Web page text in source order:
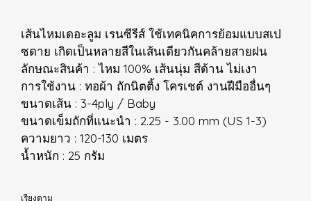
เส้นไหมเดอะลูม เรนซีรีส์ ใช้เทคนิคการย้อมแบบสเป
ซดาย เกิดเป็นหลายสีในเส้นเดียวกันคล้ายสายฝน
ลักษณะสินค้า : ไหม 100% เส้นนุ่ม สีด้าน ไม่เงา
การใช้งาน : ทอผ้า ถักนิตติ้ง โครเชต์ งานฝีมืออื่นๆ
ขนาดเส้น : 3-4ply / Baby
ขนาดเข็มถักที่แนะนำ : 2.25 - 3.00 mm (US 1-3)
ความยาว : 120-130 เมตร
น้ำหนัก : 25 กรัม
เรียงตาม